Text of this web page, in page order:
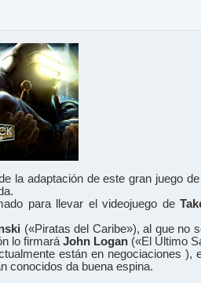
la adaptación de este gran juego
para llevar el videojuego de
(«Piratas del Caribe»), al que no
lo firmará John Logan («El Último
están en negociaciones ),
conocidos da buena espina.